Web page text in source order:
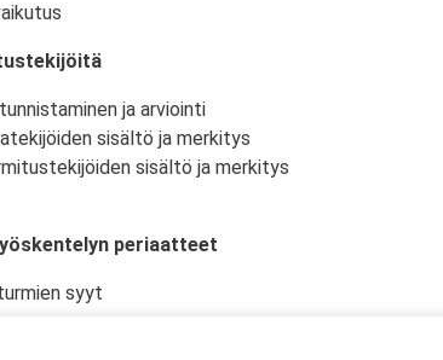
ja arviointi
sisältö ja merkitys
sisältö ja merkitys
periaatteet
syyt